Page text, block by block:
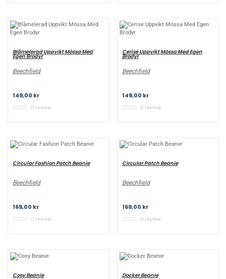
Blåmelerad Uppvikt Mössa Med
Egen Brodyr
Beechfield
149,00 kr
0 review
Cerise Uppvikt Mössa Med Egen
Brodyr
Beechfield
149,00 kr
0 review
Circular Fashion Patch Beanie
Beechfield
169,00 kr
0 review
Circular Patch Beanie
Beechfield
169,00 kr
0 review
Cosy Beanie Docker Beanie